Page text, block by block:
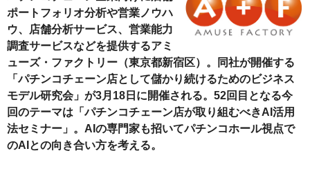
ポートフォリオ分析や営業ノウハ
ウ、店舗分析サービス、営業能力
調査サービスなどを提供するアミ
ューズ・ファクトリー（東京都新宿区）。同社が開催する
「パチンコチェーン店として儲かり続けるためのビジネス
モデル研究会」が3月18日に開催される。52回目となる今
回のテーマは「パチンコチェーン店が取り組むべきAI活用
法セミナー」。AIの専門家も招いてパチンコホール視点で
のAIとの向き合い方を考える。